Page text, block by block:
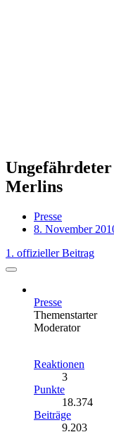
Merlins
Presse
8. November
1. offizieller Beitrag
Presse
Themenstarter
Moderator
Reaktionen
3
Punkte
18.374
Beiträge
9.203